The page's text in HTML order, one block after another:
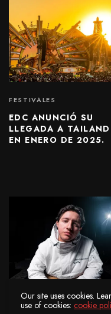
FESTIVALES
EDC ANUNCIÓ SU
LLEGADA A
EN ENERO DE 2025.
Our site uses cookies.
use of cookies:cookie